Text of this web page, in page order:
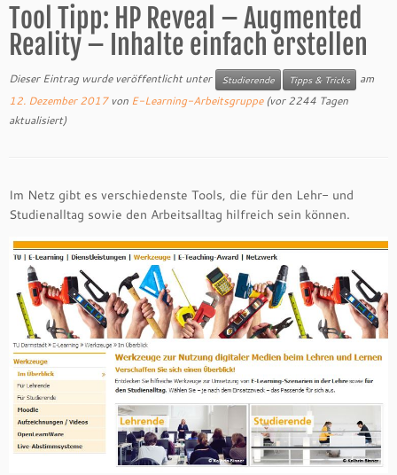
Tool Tipp: HP Reveal – Augmented
Reality – Inhalte einfach erstellen
Dieser Eintrag wurde veröffentlicht unter Studierende Tipps & Tricks
am
12. Dezember 2017 von E-Learning-Arbeitsgruppe(vor 2244 Tagen
aktualisiert)
Im Netz gibt es verschiedenste Tools, die für den Lehr- und
Studienalltag sowie den Arbeitsalltag hilfreich sein können.